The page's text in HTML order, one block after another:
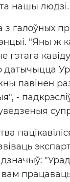
нашы
з галоўных
"Яны ж
гэтага
датычыцца
павінен
-